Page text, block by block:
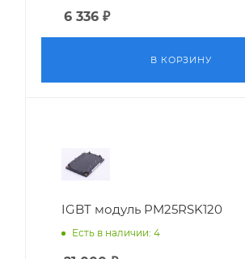
6 336 ₽
В КОРЗИНУ
IGBT модуль PM25RSK120
Есть в наличии: 4